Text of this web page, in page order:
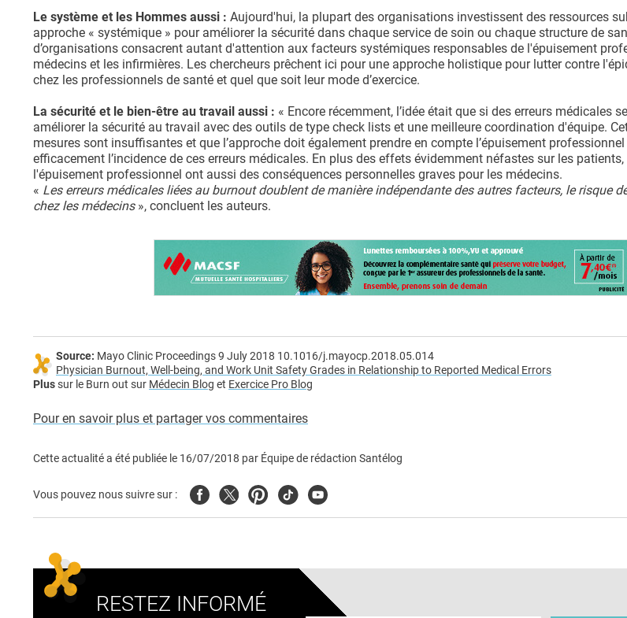
Le système et les Hommes aussi : Aujourd'hui, la plupart des organisations investissent des ressources
approche « systémique » pour améliorer la sécurité dans chaque service de soin ou chaque structure de
d’organisations consacrent autant d'attention aux facteurs systémiques responsables de l'épuisement
médecins et les infirmières. Les chercheurs prêchent ici pour une approche holistique pour lutter contre
chez les professionnels de santé et quel que soit leur mode d’exercice.
La sécurité et le bien-être au travail aussi : « Encore récemment, l’idée était que si des erreurs médicales
améliorer la sécurité au travail avec des outils de type check lists et une meilleure coordination d'équipe.
mesures sont insuffisantes et que l’approche doit également prendre en compte l’épuisement
efficacement l’incidence de ces erreurs médicales. En plus des effets évidemment néfastes sur les patients,
l'épuisement professionnel ont aussi des conséquences personnelles graves pour les médecins.
« Les erreurs médicales liées au burnout doublent de manière indépendante des autres facteurs, le risque
chez les médecins», concluent les auteurs.
Source: Mayo Clinic Proceedings 9 July 2018 10.1016/j.mayocp.2018.05.014
Physician Burnout, Well-being, and Work Unit Safety Grades in Relationship to Reported Medical Errors
Plussur le Burn out sur Médecin Blog et Exercice Pro Blog
Pour en savoir plus et partager vos commentaires
Cette actualité a été publiée le 16/07/2018 par Équipe de rédaction Santélog
Vous pouvez nous suivre sur : FacebookTwitterPinterest
TiktokYoutube
RESTEZ INFORMÉ
Adresse e-mail